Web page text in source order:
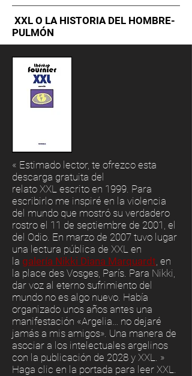
XXL O LA HISTORIA DEL HOMBRE-
PULMÓN
« Estimado lector, te ofrezco esta
descarga gratuita del
relato XXL escrito en 1999. Para
escribirlo me inspiré en la violencia
del mundo que mostró su verdadero
rostro el 11 de septiembre de 2001, el
del Odio. En marzo de 2007 tuvo lugar
una lectura pública de XXL en
la galería Nikki Diana Marquardt, en
la place des Vosges, París. Para Nikki,
dar voz al eterno sufrimiento del
mundo no es algo nuevo. Había
organizado unos años antes una
manifestación «Argelia… no dejaré
jamás a mis amigos». Una manera de
asociar a los intelectuales argelinos
con la publicación de 2028 y XXL. »
Haga clic en la portada para leer XXL.